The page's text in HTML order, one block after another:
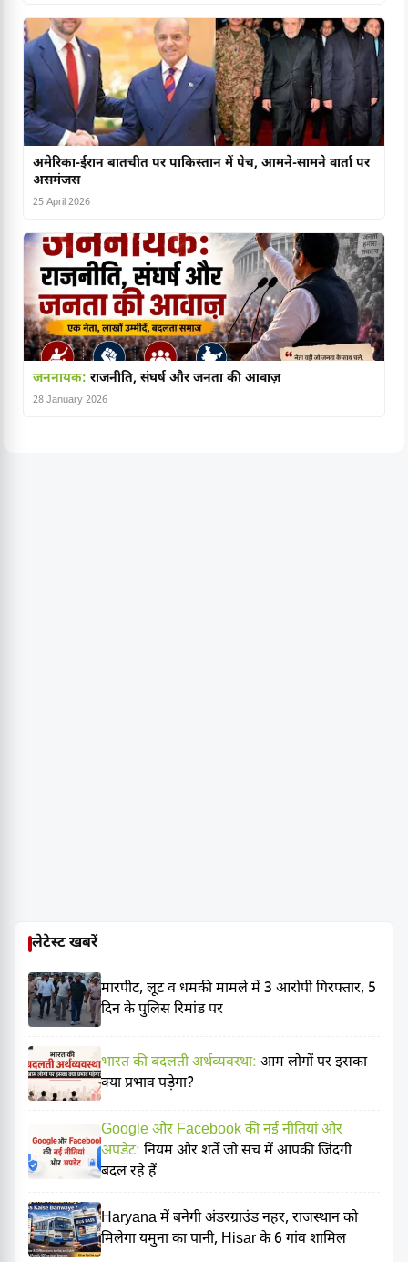
अमेरिका-ईरान बातचीत पर पाकिस्तान में पेच, आमने-सामने वार्ता पर
असमंजस
25 April 2026
जननायक: राजनीति, संघर्ष और जनता की आवाज़
28 January 2026
लेटेस्ट खबरें
मारपीट, लूट व धमकी मामले में 3 आरोपी गिरफ्तार, 5
दिन के पुलिस रिमांड पर
भारत की बदलती अर्थव्यवस्था: आम लोगों पर इसका
क्या प्रभाव पड़ेगा?
Google और Facebook की नई नीतियां और
अपडेट: नियम और शर्तें जो सच में आपकी जिंदगी
बदल रहे हैं
Haryana में बनेगी अंडरग्राउंड नहर, राजस्थान को
मिलेगा यमुना का पानी, Hisar के 6 गांव शामिल